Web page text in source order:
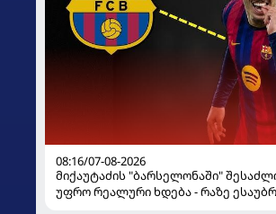
08:16/07-08-2026
მიქაუტაძის "ბარსელონაში"
უფრო რეალური ხდება - რაზე